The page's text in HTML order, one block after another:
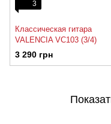
3
Классическая гитара
VALENCIA VC103 (3/4)
3 290 грн